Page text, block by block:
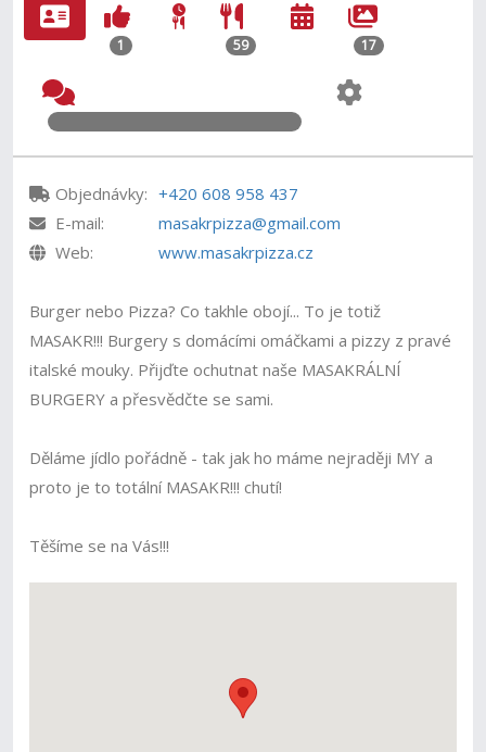
1 59 17
Objednávky: +420 608 958 437
E-mail:
masakrpizza@gmail.com
Web:
www.masakrpizza.cz
Burger nebo Pizza? Co takhle obojí... To je totiž
MASAKR!!! Burgery s domácími omáčkami a pizzy z pravé
italské mouky. Přijďte ochutnat naše MASAKRÁLNÍ
BURGERY a přesvědčte se sami.
Děláme jídlo pořádně - tak jak ho máme nejraději MY a
proto je to totální MASAKR!!! chutí!
Těšíme se na Vás!!!